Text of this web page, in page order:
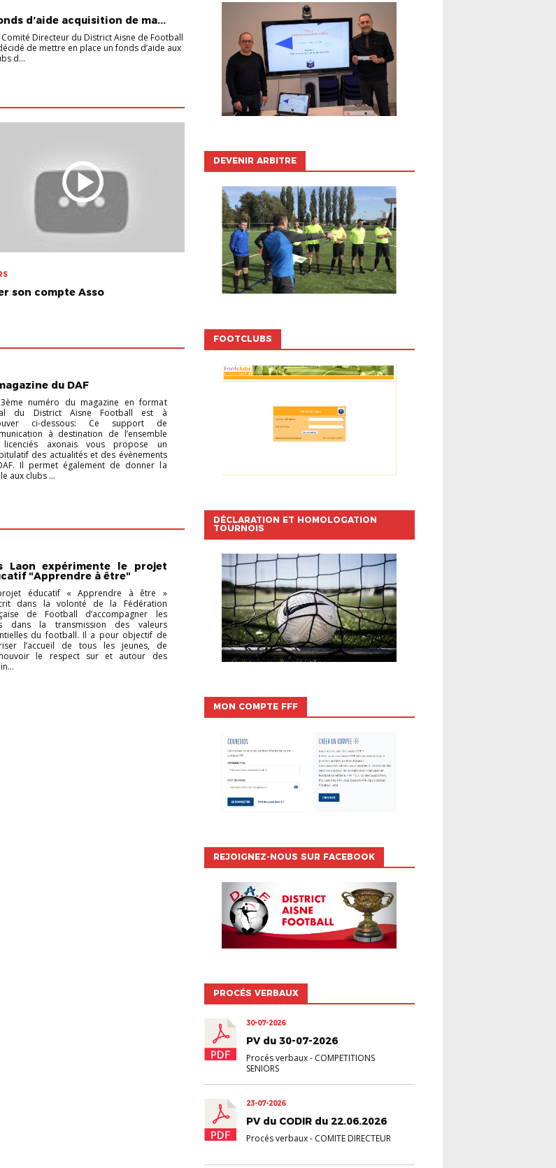
d’aide acquisition de ma...
Comité Directeur du District Aisne de Football
de mettre en place un fonds d’aide aux
d...
son compte Asso
du DAF
numéro du magazine en format
du District Aisne Football est à
ci-dessous: Ce support de
à destination de l’ensemble
licenciés axonais vous propose un
des actualités et des évènements
Il permet également de donner la
aux clubs ...
Laon expérimente le projet
"Apprendre à être"
éducatif « Apprendre à être »
dans la volonté de la Fédération
de Football d’accompagner les
dans la transmission des valeurs
du football. Il a pour objectif de
l’accueil de tous les jeunes, de
le respect sur et autour des
DEVENIR ARBITRE
FOOTCLUBS
DÉCLARATION ET HOMOLOGATION
TOURNOIS
MON COMPTE FFF
REJOIGNEZ-NOUS SUR FACEBOOK
PROCÉS VERBAUX
30-07-2026
PV du 30-07-2026
Procés verbaux- COMPETITIONS
SENIORS
23-07-2026
PV du CODIR du 22.06.2026
Procés verbaux- COMITE DIRECTEUR